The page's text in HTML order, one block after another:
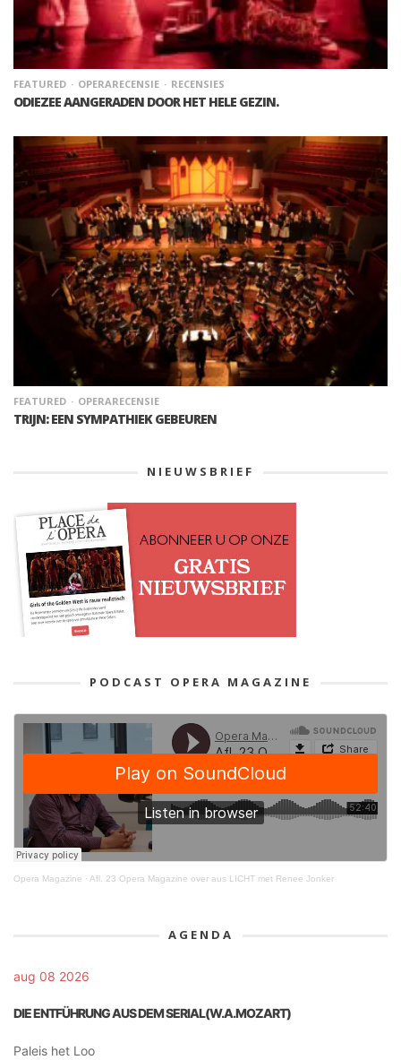
FEATURED OPERARECENSIE RECENSIES
ODIEZEE AANGERADEN DOOR HET HELE GEZIN.
FEATURED OPERARECENSIE
TRIJN: EEN SYMPATHIEK GEBEUREN
NIEUWSBRIEF
PODCAST OPERA MAGAZINE
Opera Magazine · Afl. 23 Opera Magazine over aus LICHT met Renee Jonker
AGENDA
aug 08 2026
DIE ENTFÜHRUNG AUS DEM SERIAL(W.A.MOZART)
Paleis het Loo